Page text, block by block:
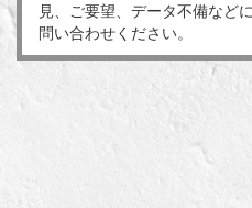
見、ご要望、データ不備など
問い合わせください。